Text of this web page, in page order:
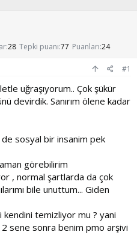
28 Tepki puanı 77 Puanları 24
#1
uğraşıyorum.. Çok şükür
devirdik. Sanırım ölene kadar
sosyal bir insanim pek
görebilirim
, normal şartlarda da çok
bile unuttum... Giden
kendini temizliyor mu ? yani
sene sonra benim pmo arşivi